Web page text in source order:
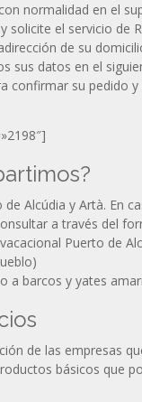
normalidad en el
solicite el servicio de
de su
sus datos en el
confirmar su pedido y
Alcúdia y Artà. En
a través del
Puerto de
a barcos y yates
de las empresas
básicos que